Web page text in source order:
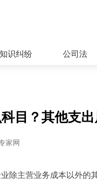
知识纠纷 公司法
目？其他支
家网
除主营业务成本以外